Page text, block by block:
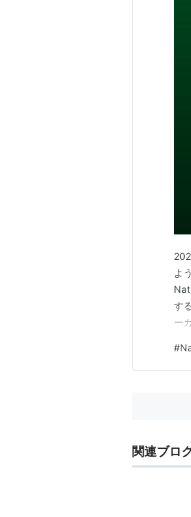
よ
す
ー
で
#
関連ブロ